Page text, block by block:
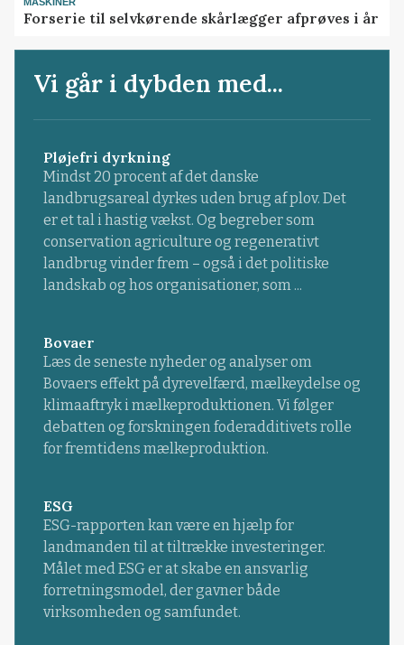
Forserie til selvkørende skårlægger afprøves i år
Vi går i dybden med...
Pløjefri dyrkning
Mindst 20 procent af det danske
landbrugsareal dyrkes uden brug af plov. Det
er et tal i hastig vækst. Og begreber som
conservation agriculture og regenerativt
landbrug vinder frem – også i det politiske
landskab og hos organisationer, som ...
Bovaer
Læs de seneste nyheder og analyser om
Bovaers effekt på dyrevelfærd, mælkeydelse og
klimaaftryk i mælkeproduktionen. Vi følger
debatten og forskningen foderadditivets rolle
for fremtidens mælkeproduktion.
ESG
ESG-rapporten kan være en hjælp for
landmanden til at tiltrække investeringer.
Målet med ESG er at skabe en ansvarlig
forretningsmodel, der gavner både
virksomheden og samfundet.